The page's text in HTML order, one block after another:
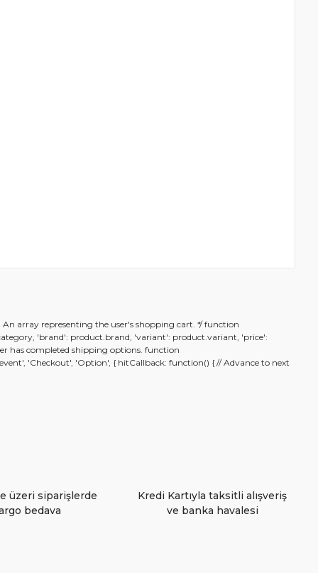
array representing the user's shopping cart. */ function
'brand': product.brand, 'variant': product.variant, 'price':
has completed shipping options. function
'Checkout', 'Option', { hitCallback: function() { // Advance to next
üzeri siparişlerde
bedava
Kredi Kartıyla taksitli alışveriş
ve banka havalesi